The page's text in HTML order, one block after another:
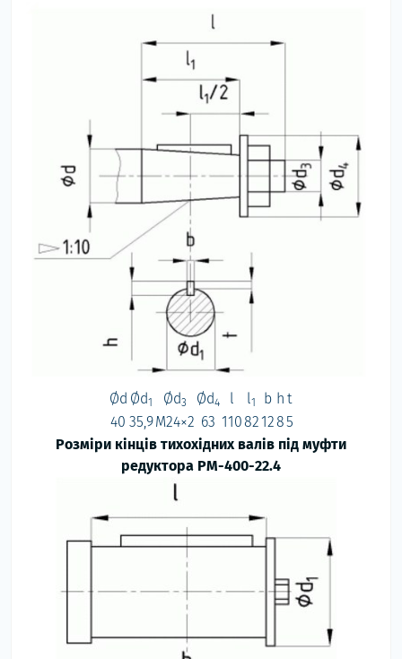
Ød Ød1 Ød3 Ød4 l l1 b h t
40 35,9М24×2 63 110821285
Розміри кінців тихохідних валів під муфти
редуктора РМ-400-22.4